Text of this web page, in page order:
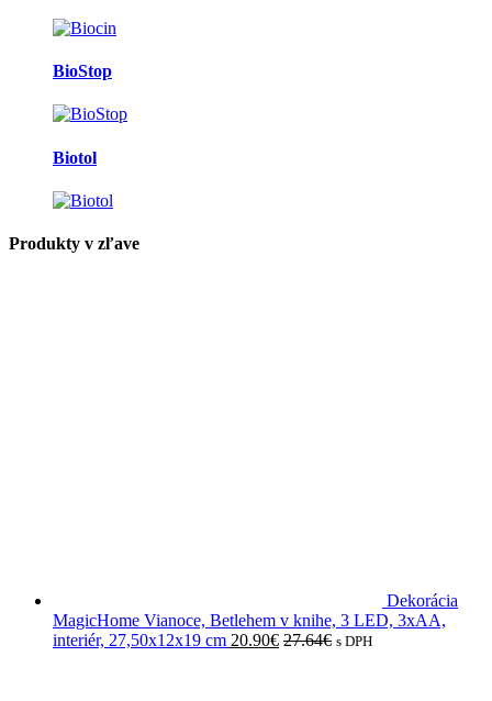
BioStop
Biotol
Produkty v zľave
Dekorácia
MagicHome Vianoce, Betlehem v knihe, 3 LED, 3xAA,
interiér, 27,50x12x19 cm 20.90€ 27.64€ s DPH